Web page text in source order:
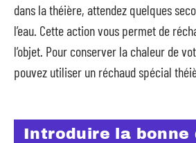
dans la théière, attendez quelques
l’eau. Cette action vous permet de
l’objet. Pour conserver la chaleur de
pouvez utiliser un réchaud spécial
Introduire la bonne